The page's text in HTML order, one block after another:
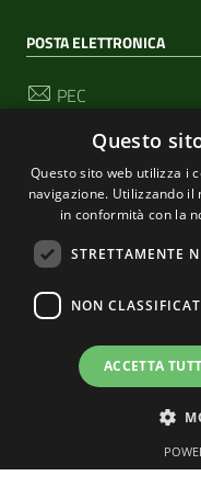
POSTA ELETTRONICA
PEC
Email
SEGUICI SU
Sezione Link
| Cookie policy
ItaliaWP2
Questo
Questo sito web utilizza i
navigazione. Utilizzando
in conformità con la
STRETTAMENTE
NON
ACCETTA